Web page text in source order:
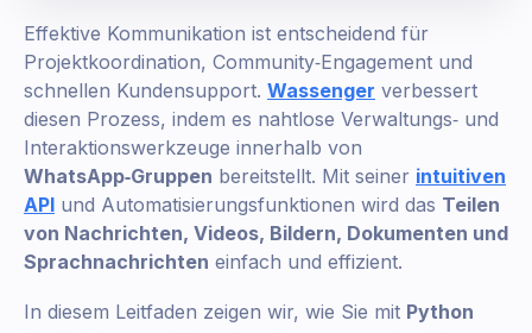
Effektive Kommunikation ist entscheidend für
Projektkoordination, Community‑Engagement und
schnellen Kundensupport. Wassenger verbessert
diesen Prozess, indem es nahtlose Verwaltungs‑ und
Interaktionswerkzeuge innerhalb von
WhatsApp‑Gruppen bereitstellt. Mit seiner intuitiven
API und Automatisierungsfunktionen wird das Teilen
von Nachrichten, Videos, Bildern, Dokumenten und
Sprachnachrichten einfach und effizient.
In diesem Leitfaden zeigen wir, wie Sie mit Python